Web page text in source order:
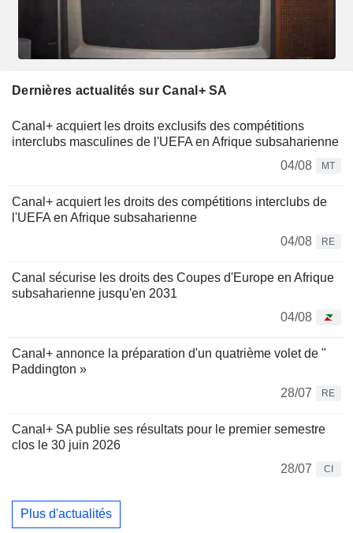
Dernières actualités sur Canal+ SA
Canal+ acquiert les droits exclusifs des compétitions
interclubs masculines de l'UEFA en Afrique subsaharienne
04/08
MT
Canal+ acquiert les droits des compétitions interclubs de
l'UEFA en Afrique subsaharienne
04/08
RE
Canal sécurise les droits des Coupes d'Europe en Afrique
subsaharienne jusqu'en 2031
04/08
Canal+ annonce la préparation d'un quatrième volet de "
Paddington »
28/07
RE
Canal+ SA publie ses résultats pour le premier semestre
clos le 30 juin 2026
28/07
CI
Plus d'actualités